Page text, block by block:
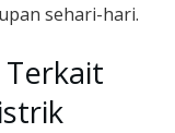
sehari-hari.